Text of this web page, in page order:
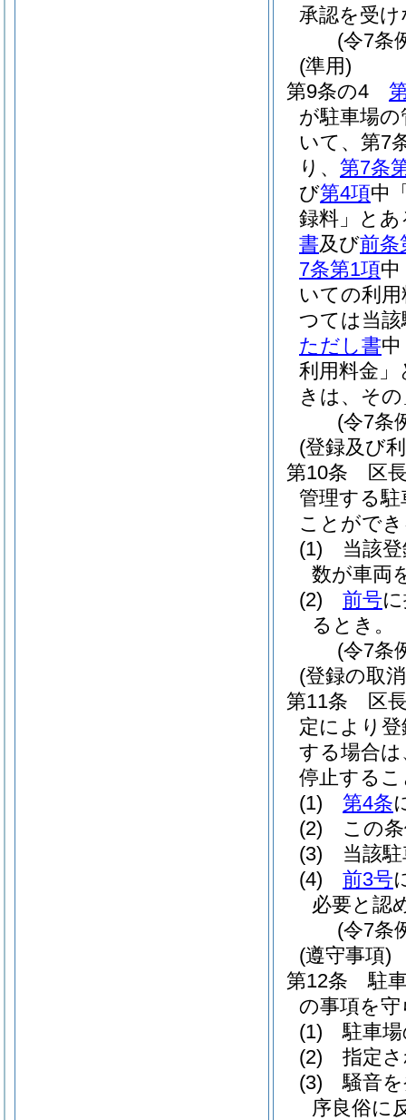
承認を受
(令7条
(準用)
第9条の4
が駐車場
いて、第7
り、 第7条
び第4項中
録料」と
書及び前条
7条第1項中
いての利
つては当
ただし書
利用料金」
きは、そ
(令7条
(登録及び
第10条
区
管理する
ことがで
(1)
当該
数が車両
(2)
前号
るとき。
(令7条
(登録の取
第11条
区
定により
する場合
停止する
(1)
第4条
(2)
この
(3)
当該
(4)
前3号
必要と認
(令7条
(遵守事項)
第12条
駐
の事項を
(1)
駐車
(2)
指定
(3)
騒音
序良俗に